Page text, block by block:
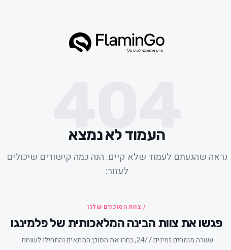
העמוד לא נמצא
נראה שהגעתם לעמוד שלא קיים. הנה כמה קישורים שיכולים
לעזור:
/ צוות הסוכנים שלנו
פגשו את צוות הבינה המלאכותית של פלמינגו
עשרה מומחים זמינים 24/7, בחרו את הסוכן המתאים והתחילו לשוחח.